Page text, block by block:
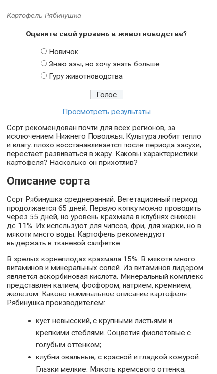
Картофель Рябинушка
Оцените свой уровень в животноводстве?
Новичок
Знаю азы, но хочу знать больше
Гуру животноводства
Просмотреть результаты
Сорт рекомендован почти для всех регионов, за
исключением Нижнего Поволжья. Культура любит тепло
и влагу, плохо восстанавливается после периода засухи,
перестаёт развиваться в жару. Каковы характеристики
картофеля? Насколько он прихотлив?
Описание сорта
Сорт Рябинушка среднеранний. Вегетационный период
продолжается 65 дней. Первую копку можно проводить
через 55 дней, но уровень крахмала в клубнях снижен
до 11%. Их используют для чипсов, фри, для жарки, но в
мякоти много воды. Картофель рекомендуют
выдержать в тканевой салфетке.
В зрелых корнеплодах крахмала 15%. В мякоти много
витаминов и минеральных солей. Из витаминов лидером
является аскорбиновая кислота. Минеральный комплекс
представлен калием, фосфором, натрием, кремнием,
железом. Каково номинальное описание картофеля
Рябинушка производителем:
куст невысокий, с крупными листьями и
крепкими стеблями. Соцветия фиолетовые с
голубым оттенком;
клубни овальные, с красной и гладкой кожурой.
Глазки мелкие. Мякоть кремового оттенка;